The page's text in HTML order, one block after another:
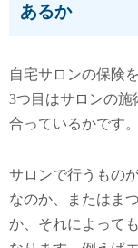
あるか
自宅サロンの保険
3つ目はサロンの施
合っているかです。
サロンで行うもの
なのか、またはま
か、それによって